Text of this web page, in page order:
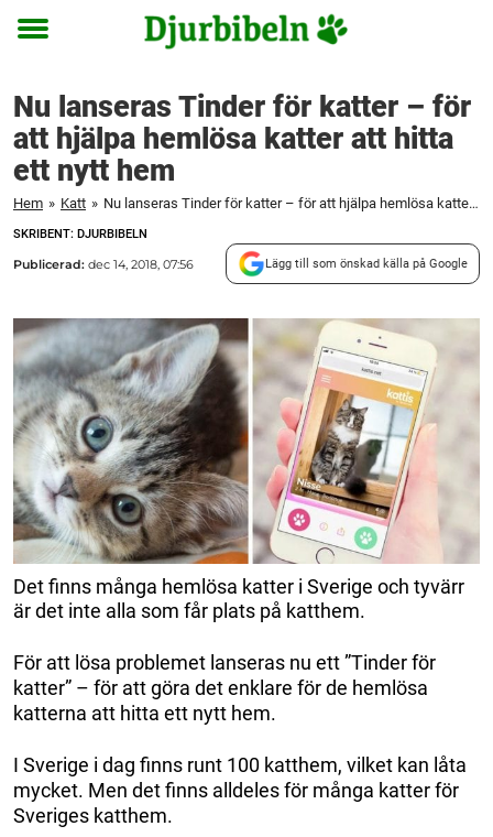
Toggle
Nu lanseras Tinder för katter – för
att hjälpa hemlösa katter att hitta
ett nytt hem
Hem » Katt » Nu lanseras Tinder för katter – för att hjälpa hemlösa katter att hitta ett nytt hem
SKRIBENT: DJURBIBELN
Publicerad: dec 14, 2018, 07:56 Lägg till som önskad källa på Google
Det finns många hemlösa katter i Sverige och tyvärr
är det inte alla som får plats på katthem.
För att lösa problemet lanseras nu ett ”Tinder för
katter” – för att göra det enklare för de hemlösa
katterna att hitta ett nytt hem.
I Sverige i dag finns runt 100 katthem, vilket kan låta
mycket. Men det finns alldeles för många katter för
Sveriges katthem.